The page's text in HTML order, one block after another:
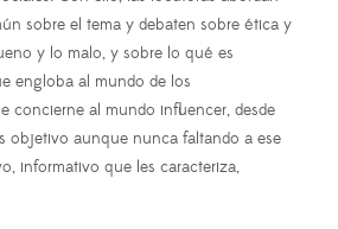
sobre el tema y debaten sobre ética y
y lo malo, y sobre lo qué es
engloba al mundo de los
concierne al mundo influencer, desde
objetivo aunque nunca faltando a ese
informativo que les caracteriza,